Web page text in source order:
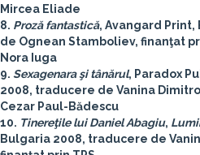
Mircea Eliade
8. Proză fantastică, Avangard
de Ognean Stamboliev, finanţat
Nora Iuga
9. Sexagenara şi tânărul, Paradox
2008, traducere de Vanina
Cezar Paul-Bădescu
10. Tinereţile lui Daniel Abagiu,
Bulgaria 2008, traducere de